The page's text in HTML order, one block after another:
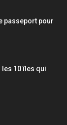
passeport pour
les 10 îles qui